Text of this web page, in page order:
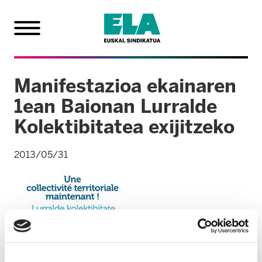
Manifestazioa ekainaren
1ean Baionan Lurralde
Kolektibitatea exijitzeko
2013/05/31